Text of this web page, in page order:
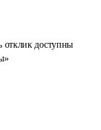
отклик доступны